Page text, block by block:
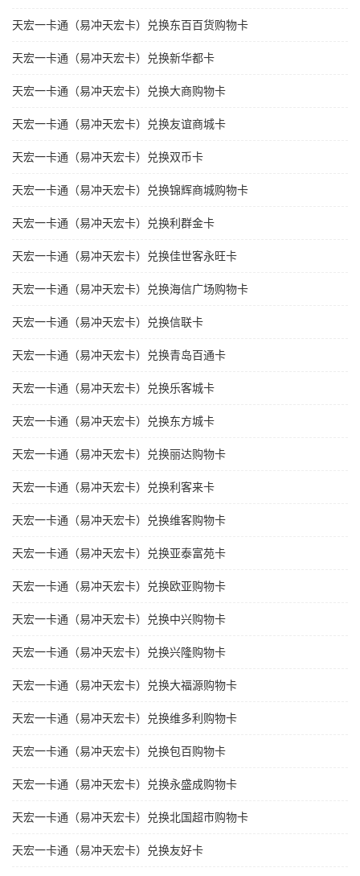
天宏一卡通（易冲天宏卡）兑换东百百货购物卡
天宏一卡通（易冲天宏卡）兑换新华都卡
天宏一卡通（易冲天宏卡）兑换大商购物卡
天宏一卡通（易冲天宏卡）兑换友谊商城卡
天宏一卡通（易冲天宏卡）兑换双币卡
天宏一卡通（易冲天宏卡）兑换锦辉商城购物卡
天宏一卡通（易冲天宏卡）兑换利群金卡
天宏一卡通（易冲天宏卡）兑换佳世客永旺卡
天宏一卡通（易冲天宏卡）兑换海信广场购物卡
天宏一卡通（易冲天宏卡）兑换信联卡
天宏一卡通（易冲天宏卡）兑换青岛百通卡
天宏一卡通（易冲天宏卡）兑换乐客城卡
天宏一卡通（易冲天宏卡）兑换东方城卡
天宏一卡通（易冲天宏卡）兑换丽达购物卡
天宏一卡通（易冲天宏卡）兑换利客来卡
天宏一卡通（易冲天宏卡）兑换维客购物卡
天宏一卡通（易冲天宏卡）兑换亚泰富苑卡
天宏一卡通（易冲天宏卡）兑换欧亚购物卡
天宏一卡通（易冲天宏卡）兑换中兴购物卡
天宏一卡通（易冲天宏卡）兑换兴隆购物卡
天宏一卡通（易冲天宏卡）兑换大福源购物卡
天宏一卡通（易冲天宏卡）兑换维多利购物卡
天宏一卡通（易冲天宏卡）兑换包百购物卡
天宏一卡通（易冲天宏卡）兑换永盛成购物卡
天宏一卡通（易冲天宏卡）兑换北国超市购物卡
天宏一卡通（易冲天宏卡）兑换友好卡